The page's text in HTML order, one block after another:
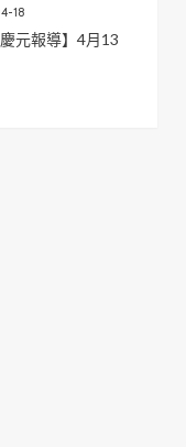
18
元報導】4月13